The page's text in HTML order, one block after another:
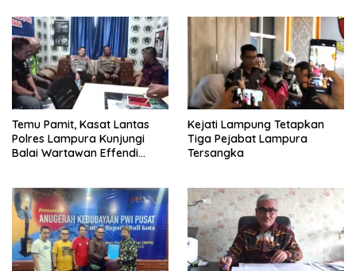
Temu Pamit, Kasat Lantas
Polres Lampura Kunjungi
Balai Wartawan Effendi
Kejati Lampung Tetapkan
Tiga Pejabat Lampura
Tersangka